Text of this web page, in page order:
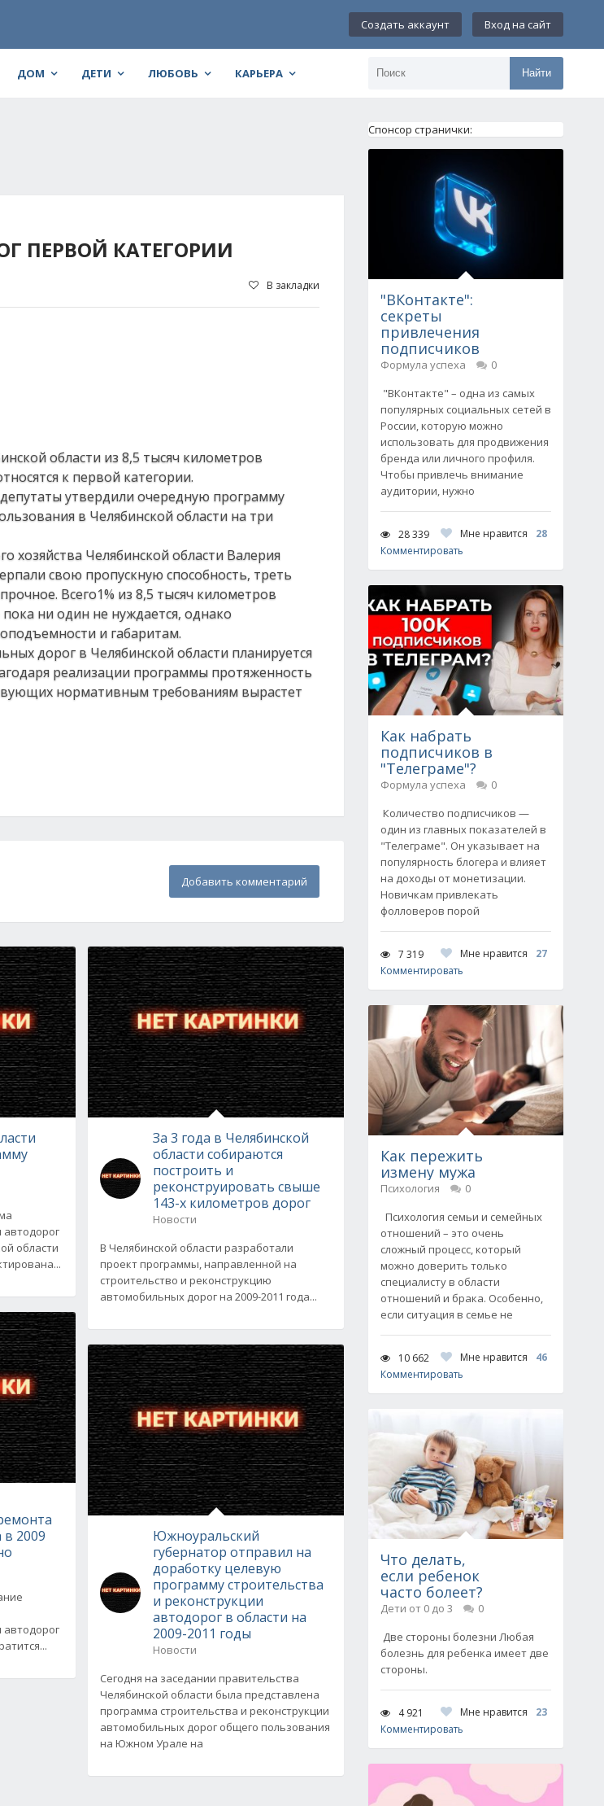
Создать аккаунт Вход на сайт
ДОМ ДЕТИ ЛЮБОВЬ КАРЬЕРА Найти
ПЕРВОЙ КАТЕГОРИИ
В закладки
области из 8,5 тысяч километров
к первой категории.
утвердили очередную программу
в Челябинской области на три
хозяйства Челябинской области Валерия
свою пропускную способность, треть
Всего1% из 8,5 тысяч километров
ни один не нуждается, однако
и габаритам.
дорог в Челябинской области планируется
реализации программы протяженность
нормативным требованиям вырастет
Добавить комментарий
автодорог
области
в 2009
автодорог
За 3 года в Челябинской
области собираются
построить и
реконструировать свыше
143-х километров дорог
Новости
В Челябинской области разработали
проект программы, направленной на
строительство и реконструкцию
автомобильных дорог на 2009-2011 года...
Южноуральский
губернатор отправил на
доработку целевую
программу строительства
и реконструкции
автодорог в области на
2009-2011 годы
Новости
Сегодня на заседании правительства
Челябинской области была представлена
программа строительства и реконструкции
автомобильных дорог общего пользования
на Южном Урале на
Спонсор странички:
"ВКонтакте":
секреты
привлечения
подписчиков
Формула успеха
0
"ВКонтакте" – одна из самых
популярных социальных сетей в
России, которую можно
использовать для продвижения
бренда или личного профиля.
Чтобы привлечь внимание
аудитории, нужно
28 339 Мне нравится
28
Комментировать
Как набрать
подписчиков в
"Телеграме"?
Формула успеха
0
Количество подписчиков —
один из главных показателей в
"Телеграме". Он указывает на
популярность блогера и влияет
на доходы от монетизации.
Новичкам привлекать
фолловеров порой
7 319 Мне нравится
27
Комментировать
Как пережить
измену мужа
Психология
0
Психология семьи и семейных
отношений – это очень
сложный процесс, который
можно доверить только
специалисту в области
отношений и брака. Особенно,
если ситуация в семье не
10 662 Мне нравится
46
Комментировать
Что делать,
если ребенок
часто болеет?
Дети от 0 до 3
0
Две стороны болезни Любая
болезнь для ребенка имеет две
стороны.
4 921 Мне нравится
23
Комментировать